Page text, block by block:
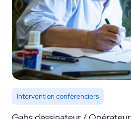
Intervention conférenciers